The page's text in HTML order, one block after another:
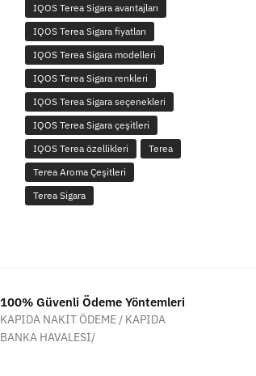
IQOS Terea Sigara avantajları
IQOS Terea Sigara fiyatları
IQOS Terea Sigara modelleri
IQOS Terea Sigara renkleri
IQOS Terea Sigara seçenekleri
IQOS Terea Sigara çeşitleri
IQOS Terea özellikleri
Terea
Terea Aroma Çeşitleri
Terea Sigara
100% Güvenli Ödeme Yöntemleri
KAPIDA NAKİT ÖDEME / KAPIDA
BANKA HAVALESİ/